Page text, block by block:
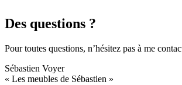
Des questions ?
Pour toutes questions, n’hésitez pas à me
Sébastien Voyer
« Les meubles de Sébastien »